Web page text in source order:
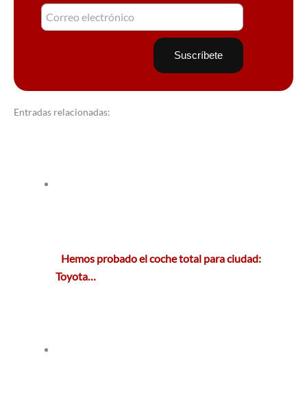
Entradas relacionadas:
Hemos probado el coche total para ciudad:
Toyota…